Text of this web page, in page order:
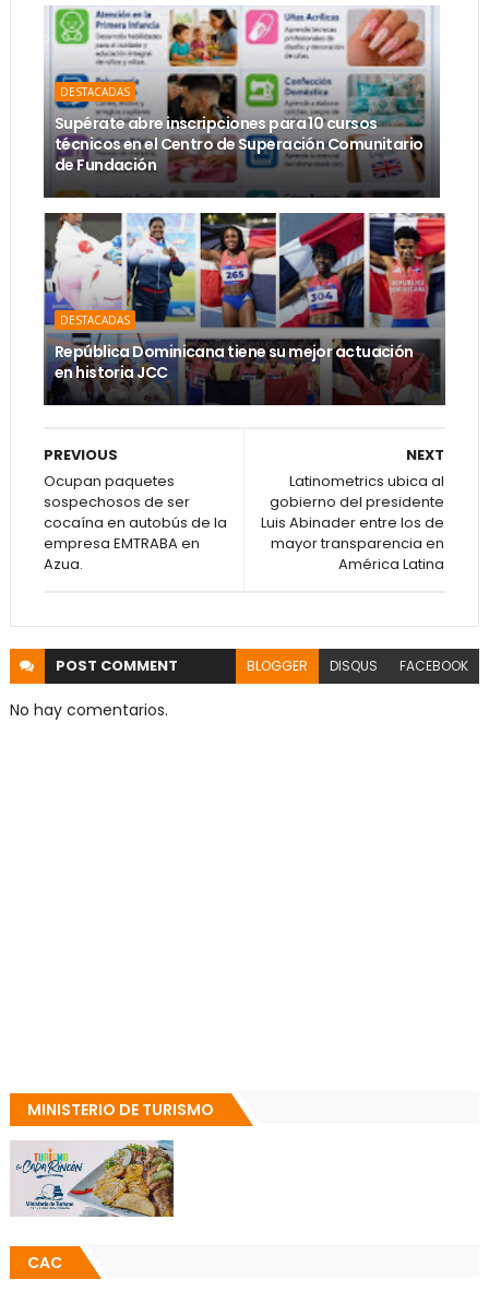
DESTACADAS
Supérate abre inscripciones para 10 cursos
técnicos en el Centro de Superación Comunitario
de Fundación
DESTACADAS
República Dominicana tiene su mejor actuación
en historia JCC
NEXT
Latinometrics ubica al
gobierno del presidente
Luis Abinader entre los de
mayor transparencia en
América Latina
PREVIOUS
Ocupan paquetes
sospechosos de ser
cocaína en autobús de la
empresa EMTRABA en
Azua.
POST COMMENT BLOGGER DISQUS FACEBOOK
No hay comentarios.
MINISTERIO DE TURISMO
CAC